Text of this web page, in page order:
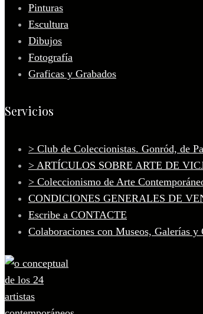
Pinturas
Escultura
Dibujos
Fotografía
Graficas y Grabados
Servicios
> Club de Coleccionistas. Gonród, de
> ARTÍCULOS SOBRE ARTE DE
> Coleccionismo de Arte
CONDICIONES GENERALES DE
Escribe a CONTACTE
Colaboraciones con Museos, Galerías